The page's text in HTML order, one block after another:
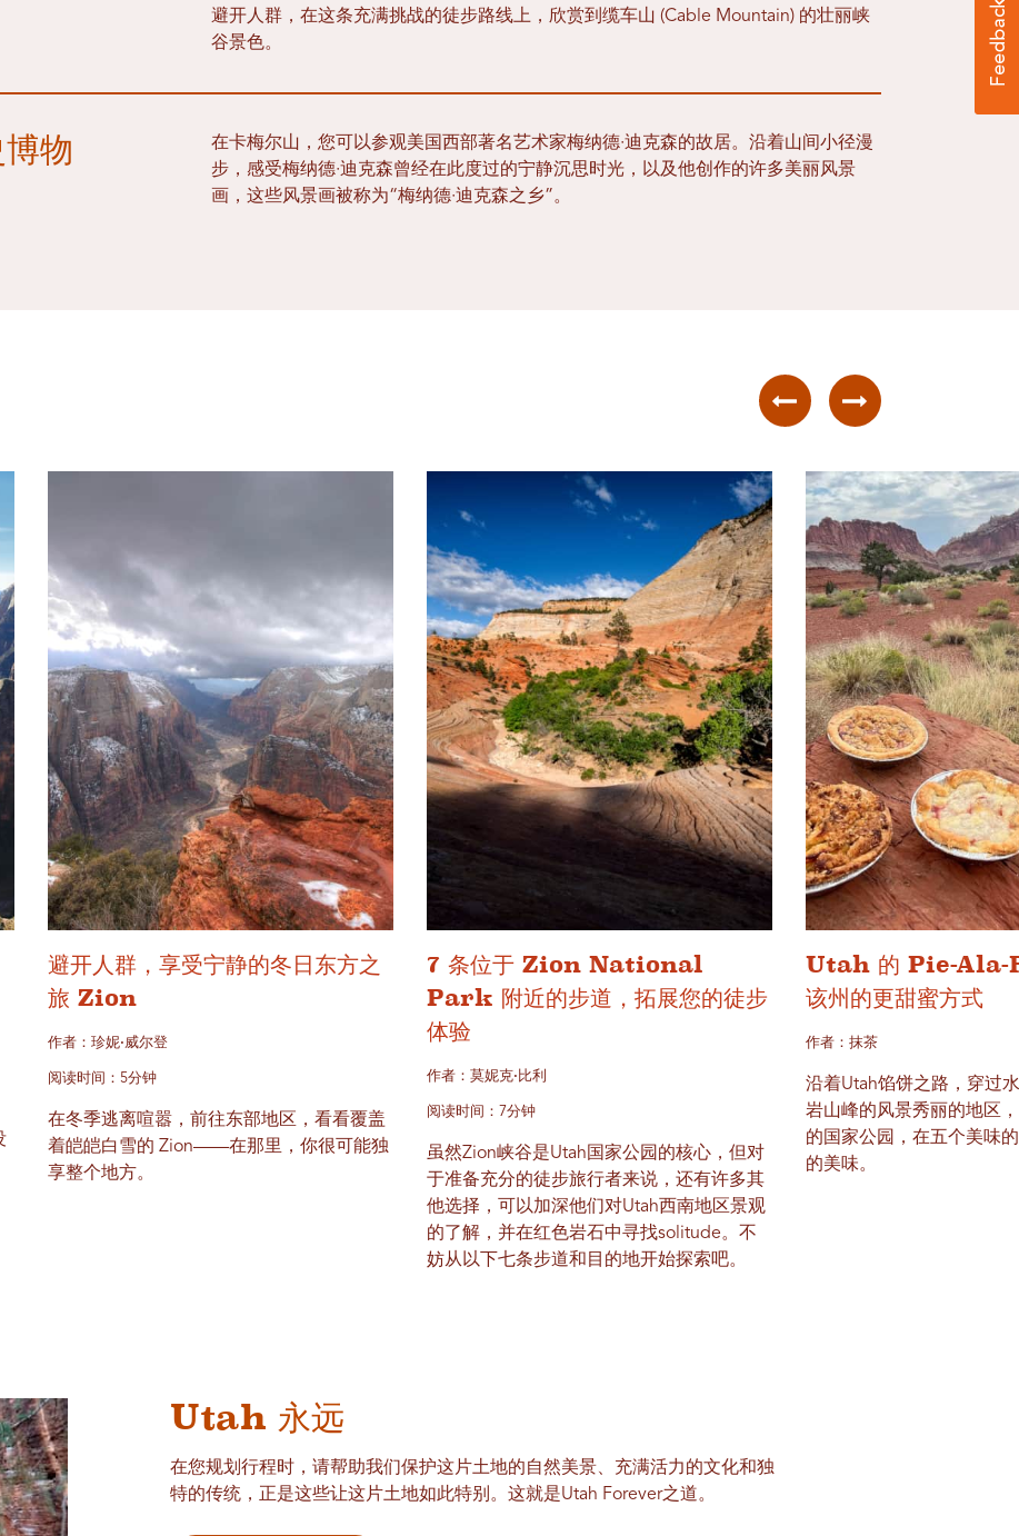
避开人群，在这条充满挑战的徒步路线上，欣赏到缆车山 (Cable Mountain) 的壮丽峡
谷景色。
物
在卡梅尔山，您可以参观美国西部著名艺术家梅纳德·迪克森的故居。沿着山间小径漫
步，感受梅纳德·迪克森曾经在此度过的宁静沉思时光，以及他创作的许多美丽风景
画，这些风景画被称为“梅纳德·迪克森之乡”。
避开人群，享受宁静的冬日东方之
旅 Zion
作者：珍妮·威尔登
阅读时间：5分钟
在冬季逃离喧嚣，前往东部地区，看看覆盖
着皑皑白雪的 Zion——在那里，你很可能独
享整个地方。
7 条位于 Zion National
Park 附近的步道，拓展您的徒步
体验
作者：莫妮克·比利
阅读时间：7分钟
虽然Zion峡谷是Utah国家公园的核心，但对
于准备充分的徒步旅行者来说，还有许多其
他选择，可以加深他们对Utah西南地区景观
的了解，并在红色岩石中寻找solitude。不
妨从以下七条步道和目的地开始探索吧。
Utah 的 Pie-Ala-
该州的更甜蜜方式
作者：抹茶
沿着Utah馅饼之路，穿过
岩山峰的风景秀丽的地区
的国家公园，在五个美味
的美味。
Utah 永远
在您规划行程时，请帮助我们保护这片土地的自然美景、充满活力的文化和独
特的传统，正是这些让这片土地如此特别。这就是Utah Forever之道。